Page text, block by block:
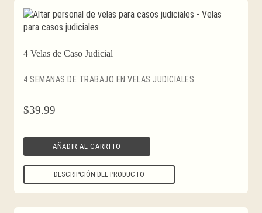
4 Velas de Caso Judicial
4 SEMANAS DE TRABAJO EN VELAS JUDICIALES
$39.99
AÑADIR AL CARRITO
DESCRIPCIÓN DEL PRODUCTO